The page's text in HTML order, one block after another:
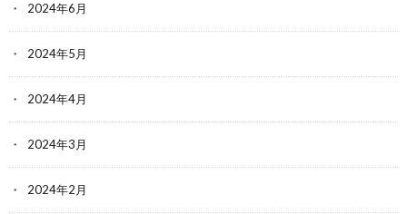
2024年6月
2024年5月
2024年4月
2024年3月
2024年2月